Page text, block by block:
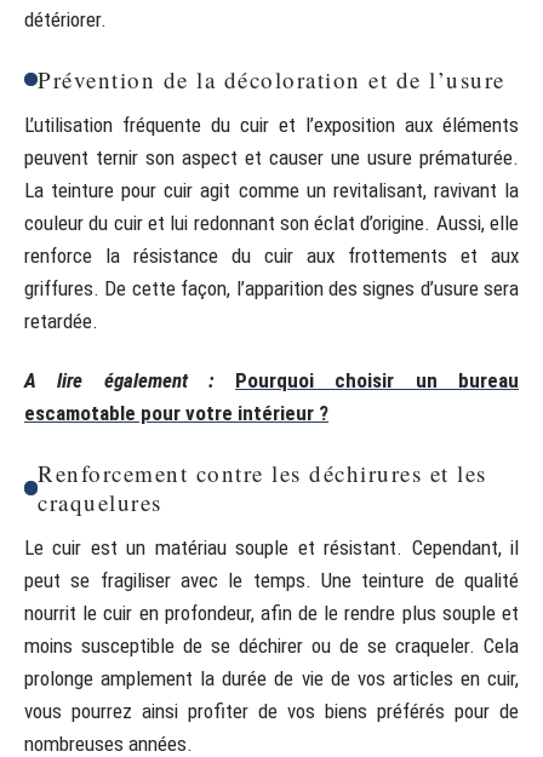
détériorer.
Prévention de la décoloration et de l’usure
L’utilisation fréquente du cuir et l’exposition aux éléments
peuvent ternir son aspect et causer une usure prématurée.
La teinture pour cuir agit comme un revitalisant, ravivant la
couleur du cuir et lui redonnant son éclat d’origine. Aussi, elle
renforce la résistance du cuir aux frottements et aux
griffures. De cette façon, l’apparition des signes d’usure sera
retardée.
A lire également :
Pourquoi choisir un bureau
escamotable pour votre intérieur ?
Renforcement contre les déchirures et les
craquelures
Le cuir est un matériau souple et résistant. Cependant, il
peut se fragiliser avec le temps. Une teinture de qualité
nourrit le cuir en profondeur, afin de le rendre plus souple et
moins susceptible de se déchirer ou de se craqueler. Cela
prolonge amplement la durée de vie de vos articles en cuir,
vous pourrez ainsi profiter de vos biens préférés pour de
nombreuses années.